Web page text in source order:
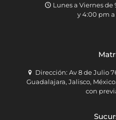
Lunes a Viernes
y 4:00 pm
Dirección: Av 8 de Julio
Guadalajara, Jalisco,
con